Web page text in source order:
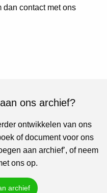
dan contact met ons
ons archief?
ontwikkelen van ons
of document voor ons
aan archief’, of neem
ons op.
archief